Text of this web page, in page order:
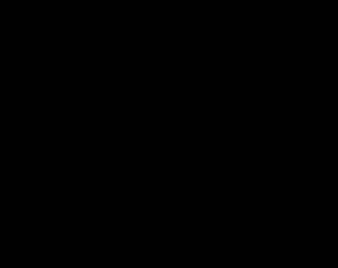
「三乘菩提概說」的節目內容，我
無始無明的差別內涵。
我們先要說明另外一個部分的法要